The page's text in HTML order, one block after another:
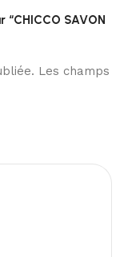
SAVON
Les champs